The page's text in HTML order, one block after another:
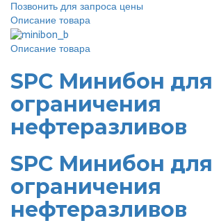
Позвонить для запроса цены
Описание товара
Описание товара
SPC Минибон для
ограничения
нефтеразливов
SPC Минибон для
ограничения
нефтеразливов